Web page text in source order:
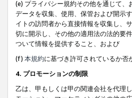
(e) プライバシー規約その他を通じて
データを収集、使用、保管および開示
イトの訪問者から直接情報を収集し、
切に開示し、その他の適用法の法的要
ついて情報を提供すること、および
(f) 本規約に基づき許可されているか
4. プロモーションの制限
乙は、甲もしくは甲の関連会社を代理